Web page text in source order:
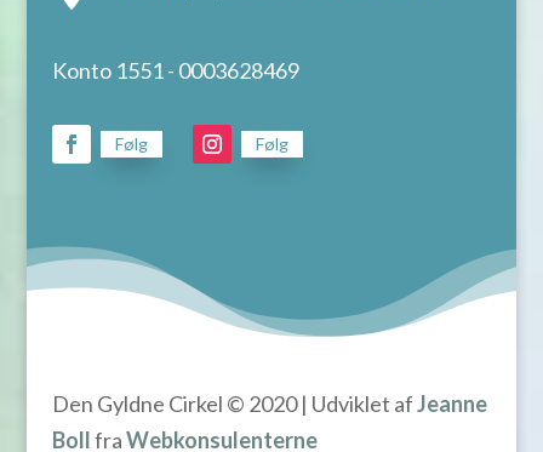
Konto 1551 - 0003628469
Følg Følg
Den Gyldne Cirkel © 2020 | Udviklet afJeanne
BollfraWebkonsulenterne